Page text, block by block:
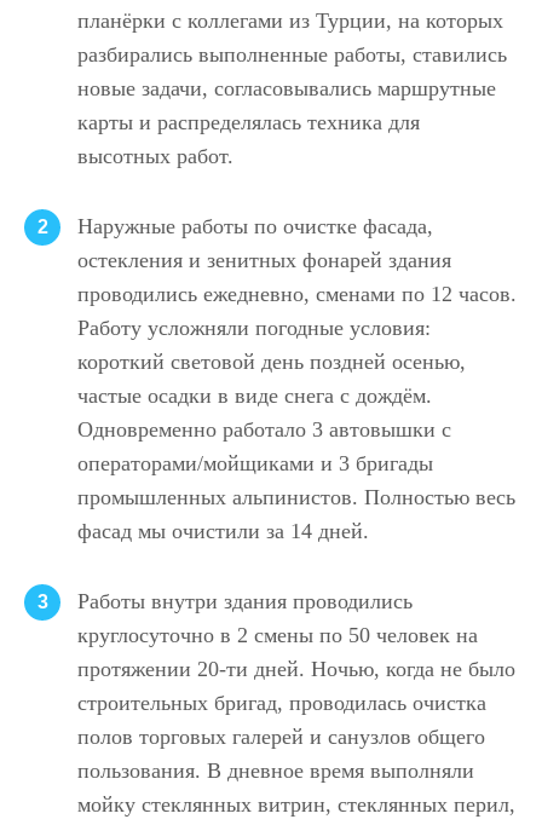
планёрки с коллегами из Турции, на которых
разбирались выполненные работы, ставились
новые задачи, согласовывались маршрутные
карты и распределялась техника для
высотных работ.
2
Наружные работы по очистке фасада,
остекления и зенитных фонарей здания
проводились ежедневно, сменами по 12 часов.
Работу усложняли погодные условия:
короткий световой день поздней осенью,
частые осадки в виде снега с дождём.
Одновременно работало 3 автовышки с
операторами/мойщиками и 3 бригады
промышленных альпинистов. Полностью весь
фасад мы очистили за 14 дней.
3
Работы внутри здания проводились
круглосуточно в 2 смены по 50 человек на
протяжении 20-ти дней. Ночью, когда не было
строительных бригад, проводилась очистка
полов торговых галерей и санузлов общего
пользования. В дневное время выполняли
мойку стеклянных витрин, стеклянных перил,